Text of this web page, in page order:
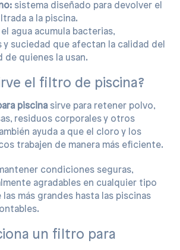
sistema diseñado para devolver el
a la piscina.
agua acumula bacterias,
suciedad que afectan la calidad del
de quienes la usan.
el filtro de piscina?
piscina sirve para retener polvo,
residuos corporales y otros
ayuda a que el cloro y los
trabajen de manera más eficiente.
condiciones seguras,
agradables en cualquier tipo
más grandes hasta las piscinas
un filtro para